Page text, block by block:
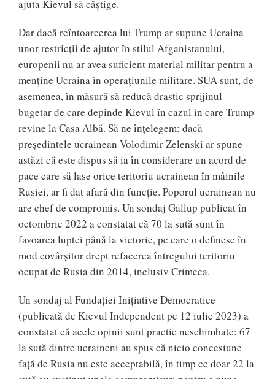
ajuta Kievul să câștige.
Dar dacă reîntoarcerea lui Trump ar supune Ucraina
unor restricții de ajutor în stilul Afganistanului,
europenii nu ar avea suficient material militar pentru a
menține Ucraina în operațiunile militare. SUA sunt, de
asemenea, în măsură să reducă drastic sprijinul
bugetar de care depinde Kievul în cazul în care Trump
revine la Casa Albă. Să ne înțelegem: dacă
președintele ucrainean Volodimir Zelenski ar spune
astăzi că este dispus să ia în considerare un acord de
pace care să lase orice teritoriu ucrainean în mâinile
Rusiei, ar fi dat afară din funcție. Poporul ucrainean nu
are chef de compromis. Un sondaj Gallup publicat în
octombrie 2022 a constatat că 70 la sută sunt în
favoarea luptei până la victorie, pe care o definesc în
mod covârșitor drept refacerea întregului teritoriu
ocupat de Rusia din 2014, inclusiv Crimeea.
Un sondaj al Fundației Inițiative Democratice
(publicată de Kievul Independent pe 12 iulie 2023) a
constatat că acele opinii sunt practic neschimbate: 67
la sută dintre ucraineni au spus că nicio concesiune
față de Rusia nu este acceptabilă, în timp ce doar 22 la